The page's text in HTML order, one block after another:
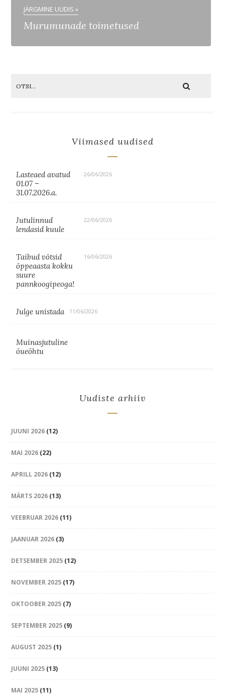
JÄRGMINE UUDIS »
Murumunade toimetused
Viimased uudised
Lasteaed avatud
01.07 –
31.07.2026.a.
26/06/2026
Jutulinnud
lendasid kuule
22/06/2026
Taibud võtsid
õppeaasta kokku
suure
pannkoogipeoga!
16/06/2026
Julge unistada 11/06/2026
Muinasjutuline
õueõhtu
Uudiste arhiiv
JUUNI 2026 (12)
MAI 2026 (22)
APRILL 2026 (12)
MÄRTS 2026 (13)
VEEBRUAR 2026 (11)
JAANUAR 2026 (3)
DETSEMBER 2025 (12)
NOVEMBER 2025 (17)
OKTOOBER 2025 (7)
SEPTEMBER 2025 (9)
AUGUST 2025 (1)
JUUNI 2025 (13)
MAI 2025 (11)